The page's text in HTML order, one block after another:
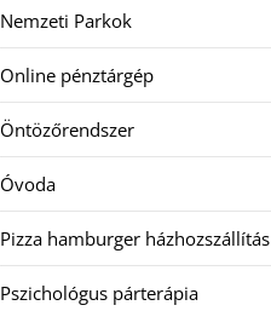
Nemzeti Parkok
Online pénztárgép
Öntözőrendszer
Óvoda
Pizza hamburger házhozszállítás
Pszichológus párterápia